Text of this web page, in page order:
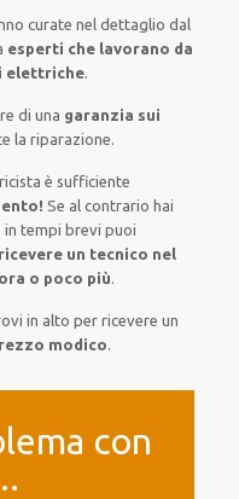
curate nel dettaglio dal
esperti che lavorano da
elettriche.
di una garanzia sui
la riparazione.
è sufficiente
Se al contrario hai
in tempi brevi puoi
un tecnico nel
o poco più.
in alto per ricevere un
modico.
con